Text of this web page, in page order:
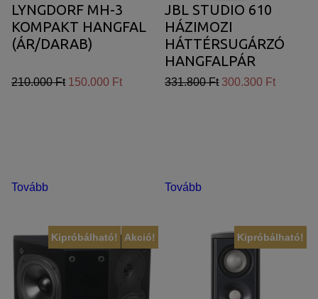
LYNGDORF MH-3
KOMPAKT HANGFAL
(ÁR/DARAB)
210.000 Ft 150.000 Ft
Tovább
JBL STUDIO 610
HÁZIMOZI
HÁTTÉRSUGÁRZÓ
HANGFALPÁR
331.800 Ft 300.300 Ft
Tovább
Akció!
Kipróbálható! Kipróbálható!